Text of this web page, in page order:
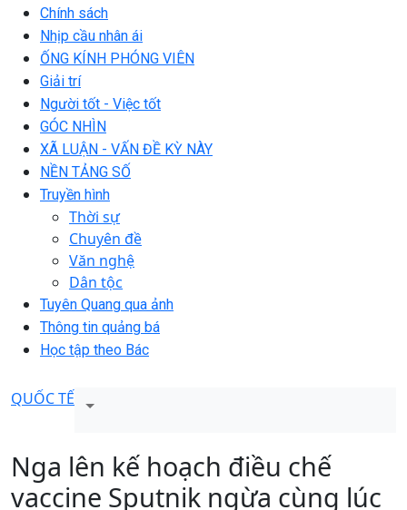
Chính sách
Nhịp cầu nhân ái
ỐNG KÍNH PHÓNG VIÊN
Giải trí
Người tốt - Việc tốt
GÓC NHÌN
XÃ LUẬN - VẤN ĐỀ KỲ NÀY
NỀN TẢNG SỐ
Truyền hình
Thời sự
Chuyên đề
Văn nghệ
Dân tộc
Tuyên Quang qua ảnh
Thông tin quảng bá
Học tập theo Bác
QUỐC TẾ
Nga lên kế hoạch điều chế
vaccine Sputnik ngừa cùng lúc